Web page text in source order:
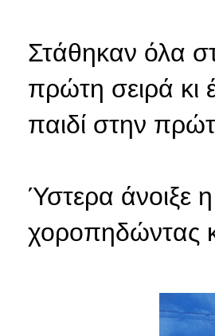
Στάθηκαν όλα
πρώτη σειρά κι
παιδί στην
Ύστερα άνοιξε
χοροπηδώντας